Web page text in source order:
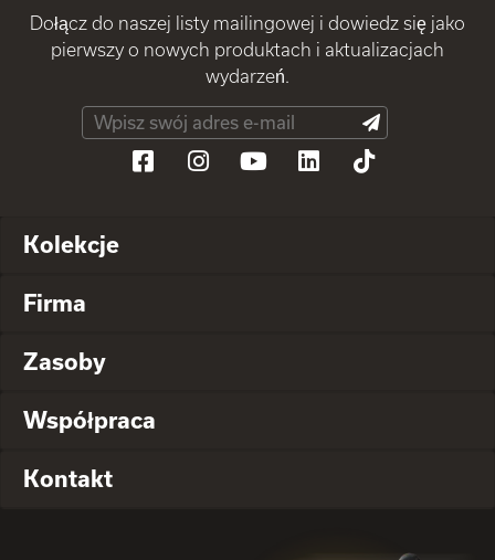
Dołącz do naszej listy mailingowej i dowiedz się jako
pierwszy o nowych produktach i aktualizacjach
wydarzeń.
Kolekcje
Firma
Zasoby
Współpraca
Kontakt